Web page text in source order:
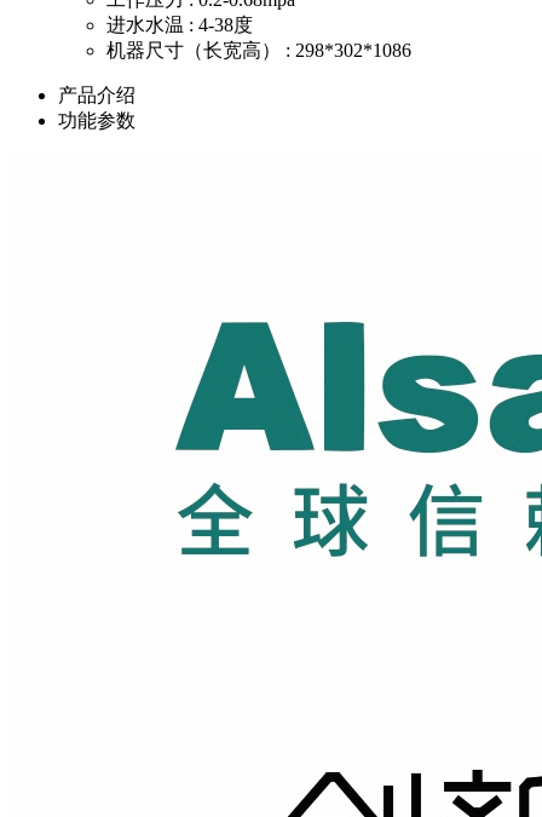
进水水温 : 4-38度
机器尺寸（长宽高） : 298*302*1086
产品介绍
功能参数